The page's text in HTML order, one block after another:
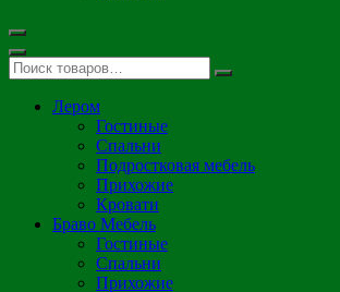
Лером
Гостиные
Спальни
Подростковая мебель
Прихожие
Кровати
Браво Мебель
Гостиные
Спальни
Прихожие